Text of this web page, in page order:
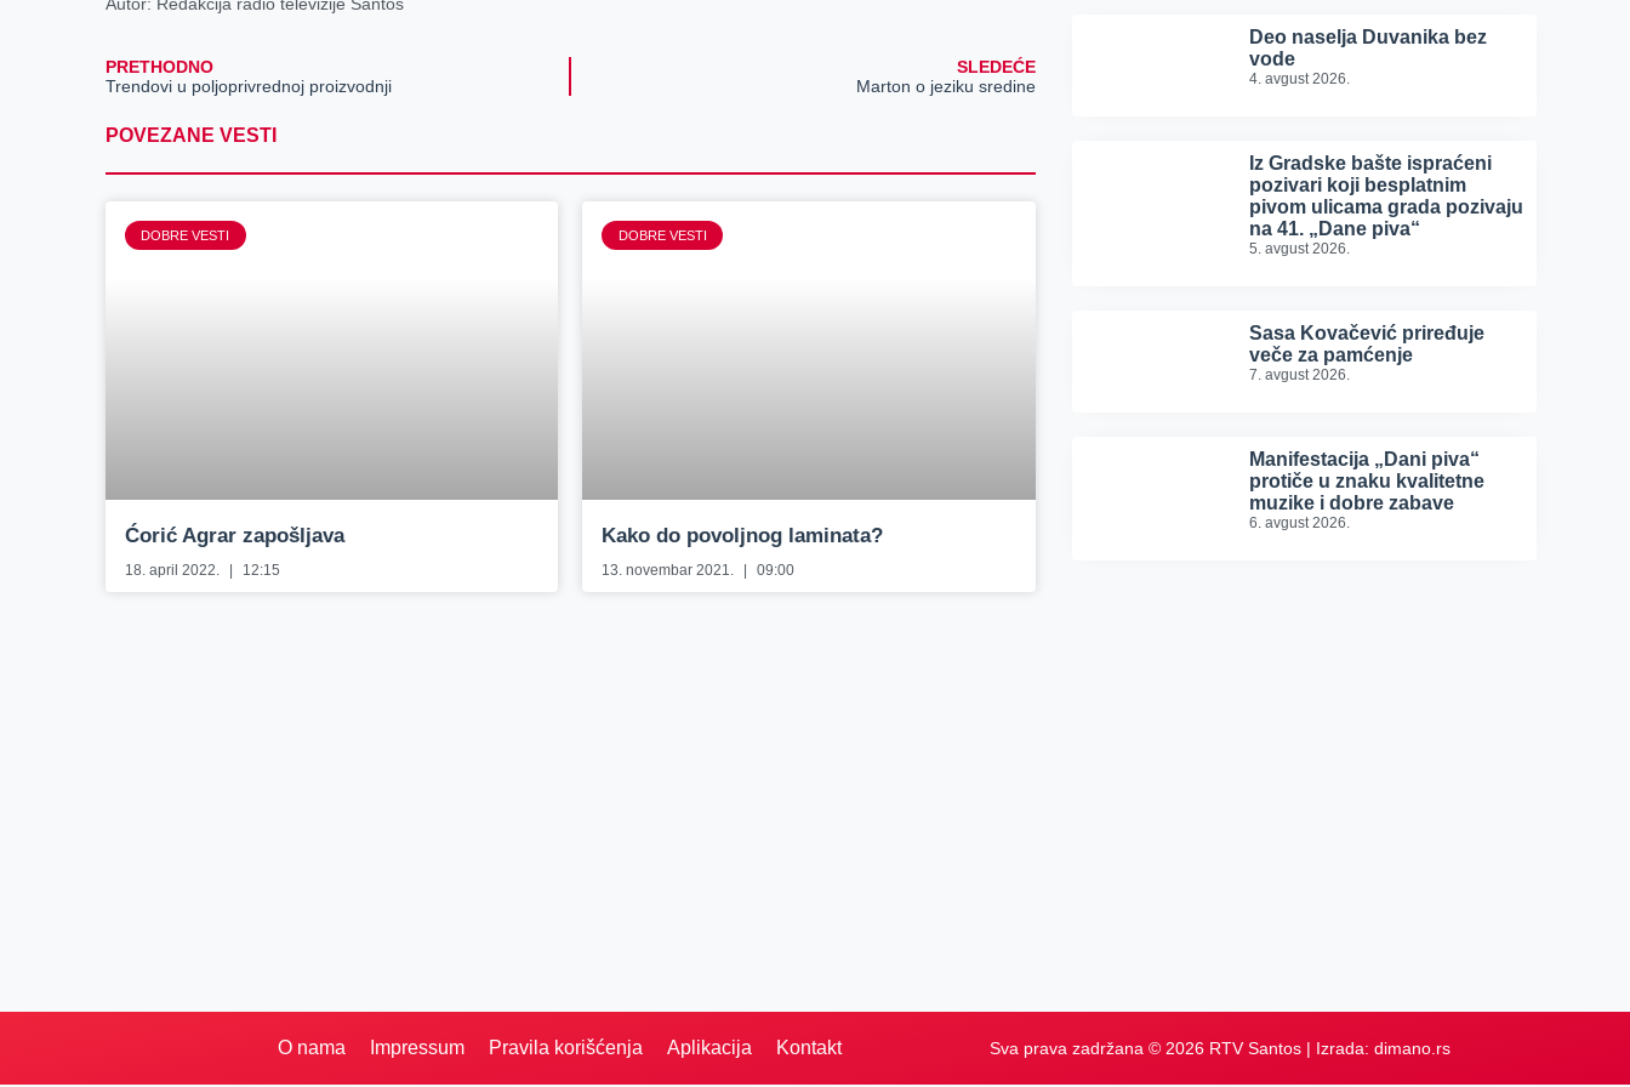
PRETHODNO
Trendovi u poljoprivrednoj proizvodnji
SLEDEĆE
Marton o jeziku sredine
POVEZANE VESTI
DOBRE VESTI
Ćorić Agrar zapošljava
18. april 2022. 12:15
DOBRE VESTI
Kako do povoljnog laminata?
13. novembar 2021. 09:00
Deo naselja Duvanika bez
vode
4. avgust 2026.
Iz Gradske bašte ispraćeni
pozivari koji besplatnim
pivom ulicama grada pozivaju
na 41. „Dane piva“
5. avgust 2026.
Sasa Kovačević priređuje
veče za pamćenje
7. avgust 2026.
Manifestacija „Dani piva“
protiče u znaku kvalitetne
muzike i dobre zabave
6. avgust 2026.
O nama Impressum Pravila korišćenja Aplikacija Kontakt Sva prava zadržana © 2026 RTV Santos | Izrada: dimano.rs